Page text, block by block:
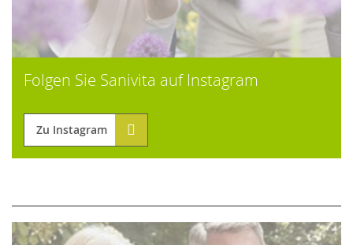
Folgen Sie Sanivita auf Instagram
Zu Instagram